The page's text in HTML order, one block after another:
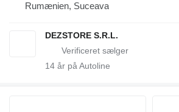
Rumænien, Suceava
DEZSTORE S.R.L.
14 år på Autoline